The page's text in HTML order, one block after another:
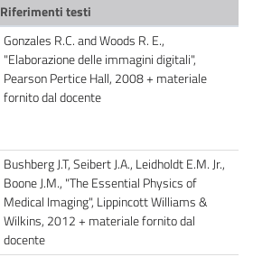
Riferimenti testi
Gonzales R.C. and Woods R. E.,
"Elaborazione delle immagini digitali",
Pearson Pertice Hall, 2008 + materiale
fornito dal docente
Bushberg J.T, Seibert J.A., Leidholdt E.M. Jr.,
Boone J.M., "The Essential Physics of
Medical Imaging", Lippincott Williams &
Wilkins, 2012 + materiale fornito dal
docente